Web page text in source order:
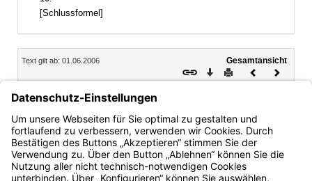
[Schlussformel]
Inhalt
Text gilt ab: 01.06.2006
Gesamtansicht
Download
DruckenVorheriges
Dokument
9.
Über Beschwerden gegen die Ablehnung von
Billigkeitsentschädigungen entscheidet das
Staatsministerium der Justiz.
Bayern.de